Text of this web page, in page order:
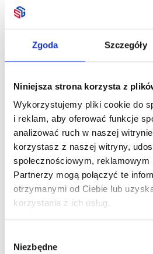
Zgoda Szczegóły
Niniejsza strona korzysta z
Wykorzystujemy pliki cookie do
i reklam, aby oferować funkcje
analizować ruch w naszej
korzystasz z naszej witryny,
społecznościowym,
Partnerzy mogą połączyć te
otrzymanymi od Ciebie lub
korzystania z ich usług.
zgody
Niezbędne